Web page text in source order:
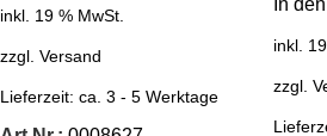
inkl. 19 % MwSt.
zzgl. Versand
Lieferzeit: ca. 3 - 5 Werktage
inkl.
zzgl.